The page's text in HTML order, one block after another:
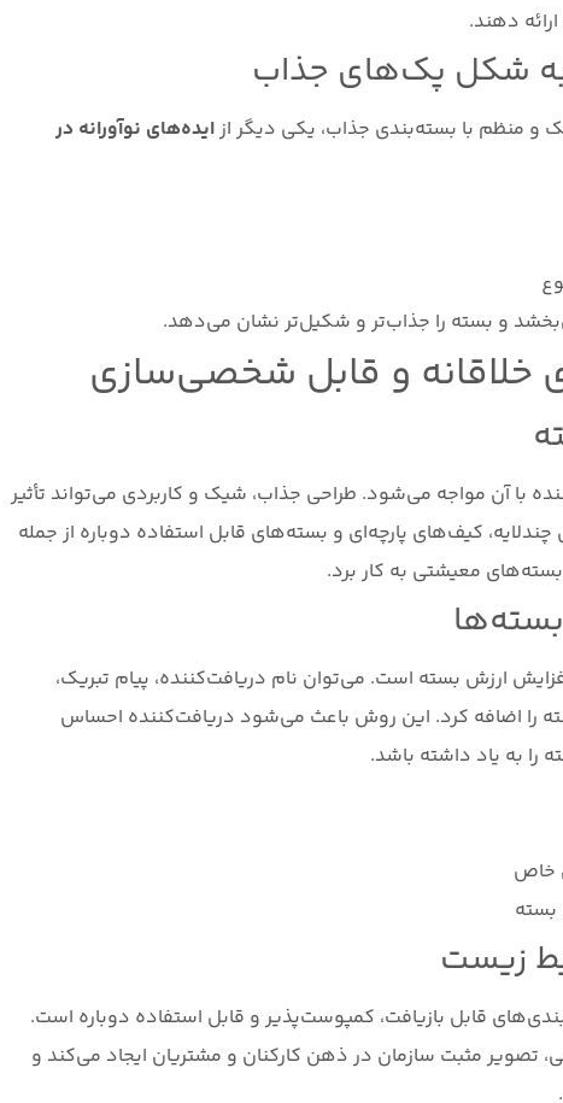
دهند.
به شکل پک‌های جذاب
منظم با بسته‌بندی جذاب، یکی دیگر ازایده‌های نوآورانه در
و بسته را جذاب‌تر و شکیل‌تر نشان می‌دهد.
و قابل شخصی‌سازی
با آن مواجه می‌شود. طراحی جذاب، شیک و کاربردی می‌تواند تأثیر
چندلایه، کیف‌های پارچه‌ای و بسته‌های قابل استفاده دوباره از جمله
معیشتی به کار برد.
ارزش بسته است. می‌توان نام دریافت‌کننده، پیام تبریک،
را اضافه کرد. این روش باعث می‌شود دریافت‌کننده احساس
را به یاد داشته باشد.
خاص
بسته
زیست
قابل بازیافت، کمپوست‌پذیر و قابل استفاده دوباره است.
تصویر مثبت سازمان در ذهن کارکنان و مشتریان ایجاد می‌کند و